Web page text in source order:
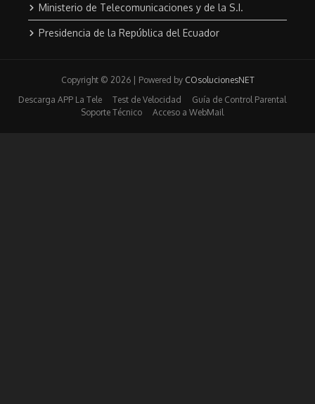
Ministerio de Telecomunicaciones y de la S.I.
Presidencia de la República del Ecuador
Copyright © 2026 | Powered by COsolucionesNET
Descarga APP La Tele
Test de Velocidad
Guía de Control Parental
Soporte Técnico
Acceso a WebMail